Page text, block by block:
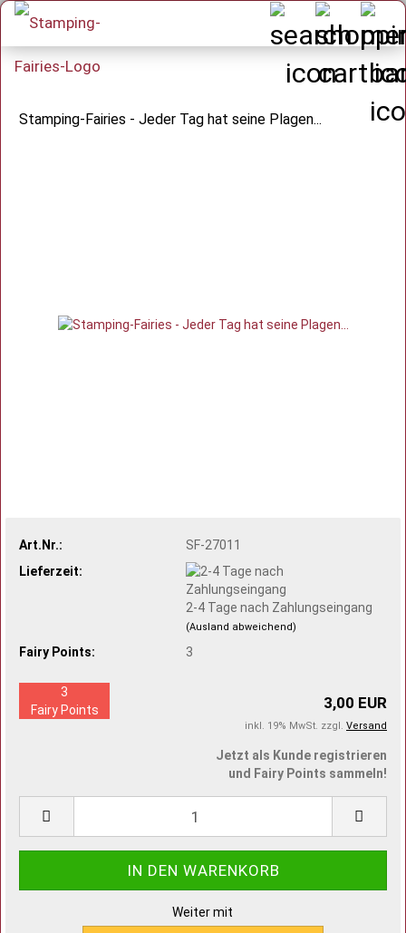
Stamping-Fairies - Jeder Tag hat seine Plagen...
Art.Nr.:
SF-27011
Lieferzeit:
2-4 Tage nach Zahlungseingang
(Ausland abweichend)
Fairy Points: 3
3,00 EUR
inkl. 19% MwSt. zzgl. Versand
3
Fairy Points
Jetzt als Kunde registrieren
und Fairy Points sammeln!
Weiter mit